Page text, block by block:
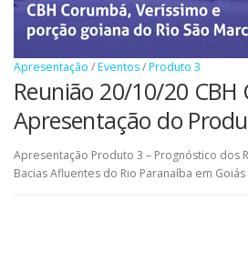
Apresentação /Eventos/Produto 3
Reunião 20/10/20 CBH
Apresentação do
Apresentação Produto 3 – Prognóstico dos
Bacias Afluentes do Rio Paranaíba em Goiás